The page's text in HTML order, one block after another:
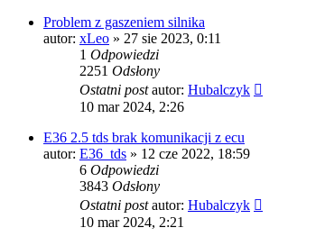
Problem z gaszeniem silnika
autor: xLeo » 27 sie 2023, 0:11
1 Odpowiedzi
2251 Odsłony
Ostatni postautor: Hubalczyk
10 mar 2024, 2:26
E36 2.5 tds brak komunikacji z ecu
autor: E36_tds » 12 cze 2022, 18:59
6 Odpowiedzi
3843 Odsłony
Ostatni postautor: Hubalczyk
10 mar 2024, 2:21